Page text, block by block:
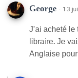
George · 13
J’ai acheté
libraire. Je
Anglaise